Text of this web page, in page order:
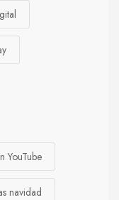
YouTube
navidad